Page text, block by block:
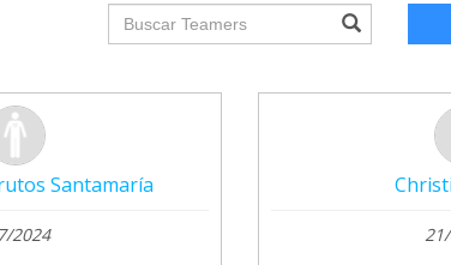
Santamaría
2024